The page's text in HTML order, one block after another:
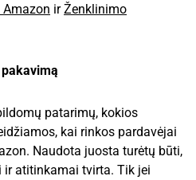
irŽenklinimo
patarimų, kokios
kai rinkos pardavėjai
Naudota juosta turėtų būti,
atitinkamai tvirta. Tik jei